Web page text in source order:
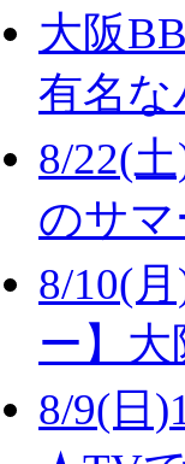
大阪
有名
8/22(
のサマ
8/10(
ー】大
8/9(日